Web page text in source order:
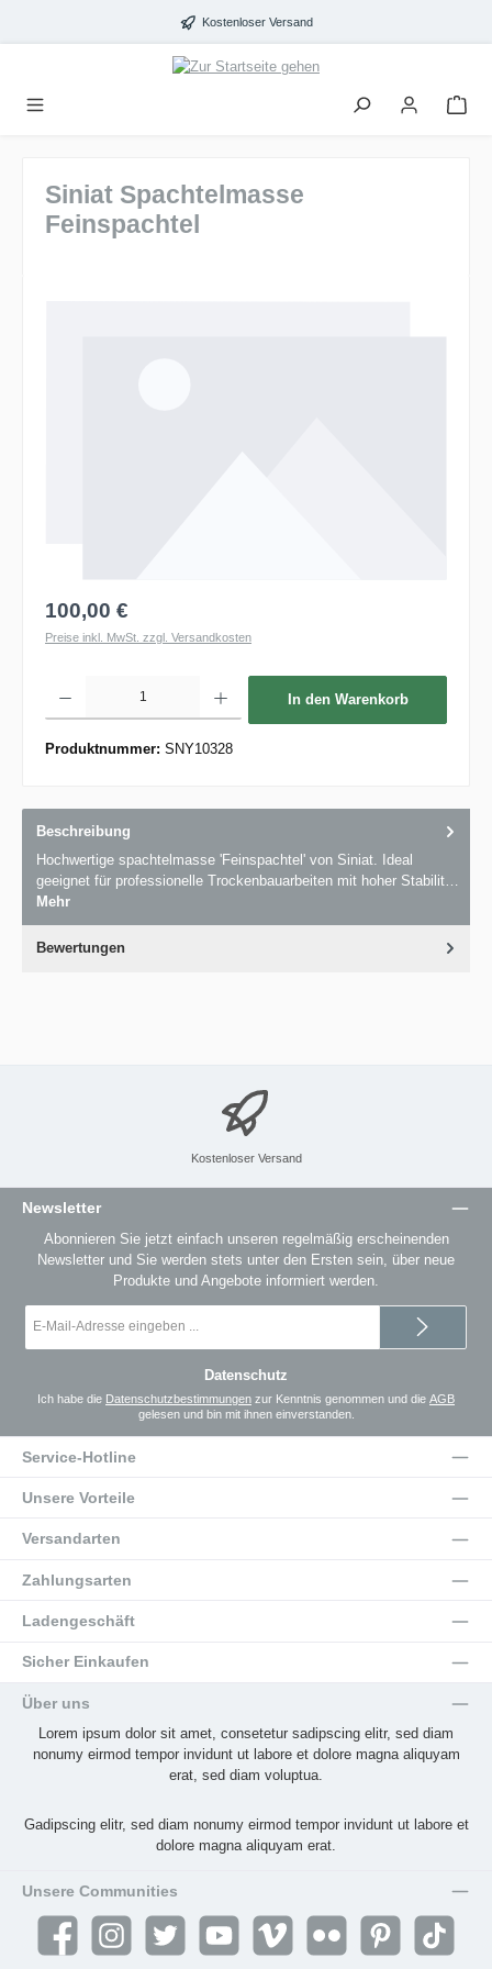
Kostenloser Versand
Siniat Spachtelmasse
Feinspachtel
100,00 €
Preise inkl. MwSt. zzgl. Versandkosten
In den Warenkorb
Produktnummer: SNY10328
Beschreibung
Hochwertige spachtelmasse 'Feinspachtel' von Siniat. Ideal
geeignet für professionelle Trockenbauarbeiten mit hoher Stabilit…
Mehr
Bewertungen
Kostenloser Versand
Newsletter
Abonnieren Sie jetzt einfach unseren regelmäßig erscheinenden
Newsletter und Sie werden stets unter den Ersten sein, über neue
Produkte und Angebote informiert werden.
Mail-
Datenschutz
Ich habe die Datenschutzbestimmungen zur Kenntnis genommen und die AGB
gelesen und bin mit ihnen einverstanden.
Service-Hotline
Unsere Vorteile
Versandarten
Zahlungsarten
Ladengeschäft
Sicher Einkaufen
Über uns
Lorem ipsum dolor sit amet, consetetur sadipscing elitr, sed diam
nonumy eirmod tempor invidunt ut labore et dolore magna aliquyam
erat, sed diam voluptua.
Gadipscing elitr, sed diam nonumy eirmod tempor invidunt ut labore et
dolore magna aliquyam erat.
Unsere Communities
Facebook Instagram Twitter YouTube Vimeo Flickr Pinterest TikTok